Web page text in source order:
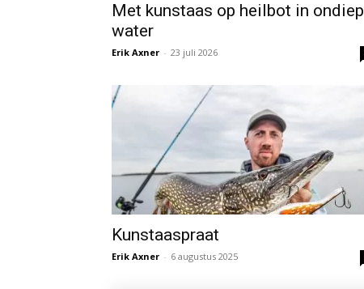
Met kunstaas op heilbot in ondiep
water
Erik Axner - 23 juli 2026
Kunstaaspraat
Erik Axner - 6 augustus 2025